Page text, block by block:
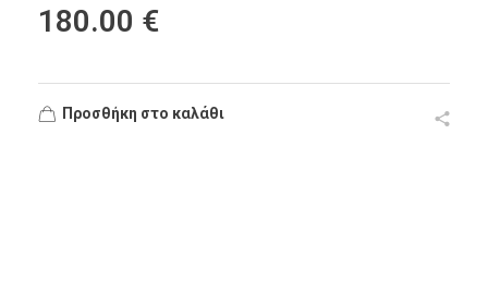
180.00 €
Προσθήκη στο καλάθι